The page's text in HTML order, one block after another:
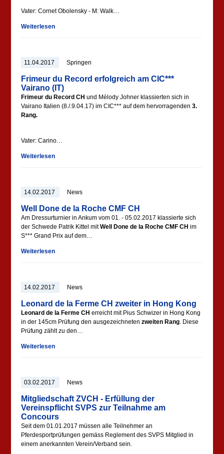
Vater: Cornet Obolensky - M: Walk…
Weiterlesen
11.04.2017 Springen
Frimeur du Record erfolgreich am CIC***
Vairano (IT)
Frimeur du Record CH und Mélody Johner klassierten sich in
Vairano Italien (8./.9.04.17) im CIC*** auf dem hervorragenden3.
Rang.
Vater: Carino…
Weiterlesen
14.02.2017 News
Well Done de la Roche CMF CH
Am Dressurturnier in Ankum vom 01. - 05.02.2017 klassierte sich
der Schwede Patrik Kittel mitWell Done de la Roche CMF CH im
S*** Grand Prix auf dem…
Weiterlesen
14.02.2017 News
Leonard de la Ferme CH zweiter in Hong Kong
Leonard de la Ferme CH erreicht mit Pius Schwizer in Hong Kong
in der 145cm Prüfung den ausgezeichnetenzweiten Rang. Diese
Prüfung zählt zu den…
Weiterlesen
03.02.2017 News
Mitgliedschaft ZVCH - Erfüllung der
Vereinspflicht SVPS zur Teilnahme am
Concours
Seit dem 01.01.2017 müssen alle Teilnehmer an
Pferdesportprüfungen gemäss Reglement des SVPS Mitglied in
einem anerkannten Verein/Verband sein.